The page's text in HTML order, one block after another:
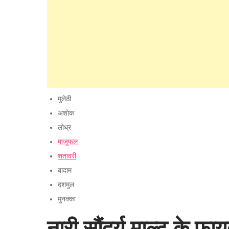
मुलेठी
अशोक
लोध्र
माजूफल
शतावरी
बादाम
दशमुल
मुनक्का